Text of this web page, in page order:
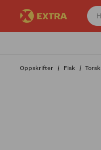
Oppskrifter Fisk Torsk